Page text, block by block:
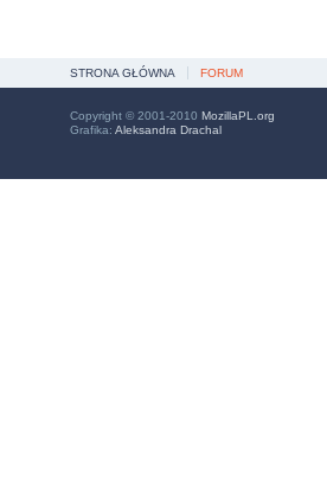
STRONA GŁÓWNA FORUM
Copyright © 2001-2010 MozillaPL.org
Grafika: Aleksandra Drachal